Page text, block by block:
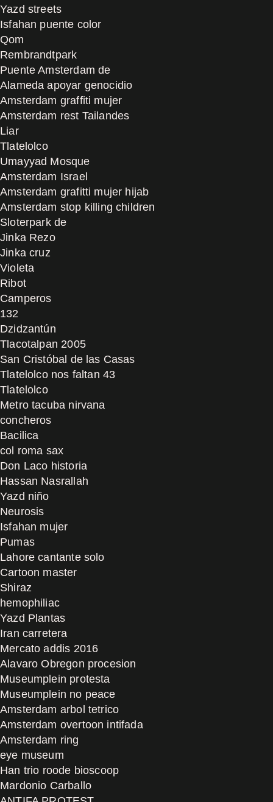
Yazd streets
Isfahan puente color
Qom
Rembrandtpark
Puente Amsterdam de
Alameda apoyar genocidio
Amsterdam graffiti mujer
Amsterdam rest Tailandes
Liar
Tlatelolco
Umayyad Mosque
Amsterdam Israel
Amsterdam grafitti mujer hijab
Amsterdam stop killing children
Sloterpark de
Jinka Rezo
Jinka cruz
Violeta
Ribot
Camperos
132
Dzidzantún
Tlacotalpan 2005
San Cristóbal de las Casas
Tlatelolco nos faltan 43
Tlatelolco
Metro tacuba nirvana
concheros
Bacilica
col roma sax
Don Laco historia
Hassan Nasrallah
Yazd niño
Neurosis
Isfahan mujer
Pumas
Lahore cantante solo
Cartoon master
Shiraz
hemophiliac
Yazd Plantas
Iran carretera
Mercato addis 2016
Alavaro Obregon procesion
Museumplein protesta
Museumplein no peace
Amsterdam arbol tetrico
Amsterdam overtoon intifada
Amsterdam ring
eye museum
Han trio roode bioscoop
Mardonio Carballo